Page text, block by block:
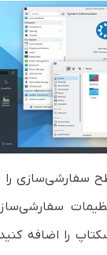
سفارشی‌سازی
را اضافه